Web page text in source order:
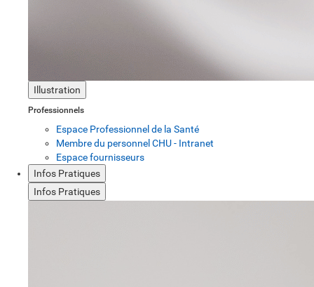
Illustration
Professionnels
Espace Professionnel de la Santé
Membre du personnel CHU - Intranet
Espace fournisseurs
Infos Pratiques
Infos Pratiques